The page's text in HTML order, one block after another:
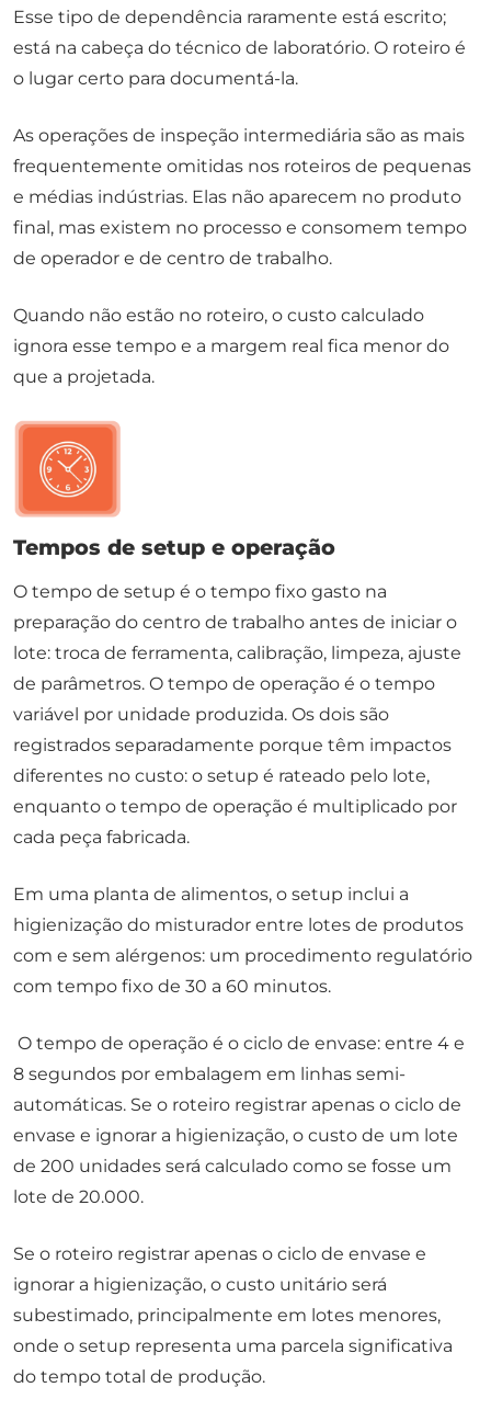
Esse tipo de dependência raramente está escrito;
está na cabeça do técnico de laboratório. O roteiro é
o lugar certo para documentá-la.
As operações de inspeção intermediária são as mais
frequentemente omitidas nos roteiros de pequenas
e médias indústrias. Elas não aparecem no produto
final, mas existem no processo e consomem tempo
de operador e de centro de trabalho.
Quando não estão no roteiro, o custo calculado
ignora esse tempo e a margem real fica menor do
que a projetada.
Tempos de setup e operação
O tempo de setup é o tempo fixo gasto na
preparação do centro de trabalho antes de iniciar o
lote: troca de ferramenta, calibração, limpeza, ajuste
de parâmetros. O tempo de operação é o tempo
variável por unidade produzida. Os dois são
registrados separadamente porque têm impactos
diferentes no custo: o setup é rateado pelo lote,
enquanto o tempo de operação é multiplicado por
cada peça fabricada.
Em uma planta de alimentos, o setup inclui a
higienização do misturador entre lotes de produtos
com e sem alérgenos: um procedimento regulatório
com tempo fixo de 30 a 60 minutos.
O tempo de operação é o ciclo de envase: entre 4 e
8 segundos por embalagem em linhas semi-
automáticas. Se o roteiro registrar apenas o ciclo de
envase e ignorar a higienização, o custo de um lote
de 200 unidades será calculado como se fosse um
lote de 20.000.
Se o roteiro registrar apenas o ciclo de envase e
ignorar a higienização, o custo unitário será
subestimado, principalmente em lotes menores,
onde o setup representa uma parcela significativa
do tempo total de produção.